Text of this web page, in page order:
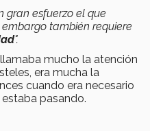
gran esfuerzo el que
también requiere
".
mucho la atención
era mucha la
cuando era necesario
pasando.